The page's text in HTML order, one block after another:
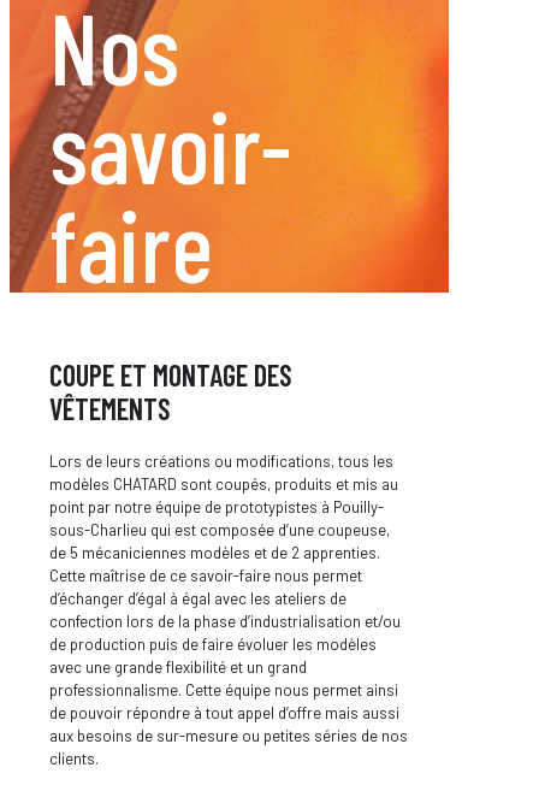
Nos
savoir-
faire
COUPE ET MONTAGE DES
VÊTEMENTS
Lors de leurs créations ou modifications, tous les
modèles CHATARD sont coupés, produits et mis au
point par notre équipe de prototypistes à Pouilly-
sous-Charlieu qui est composée d’une coupeuse,
de 5 mécaniciennes modèles et de 2 apprenties.
Cette maîtrise de ce savoir-faire nous permet
d’échanger d’égal à égal avec les ateliers de
confection lors de la phase d’industrialisation et/ou
de production puis de faire évoluer les modèles
avec une grande flexibilité et un grand
professionnalisme. Cette équipe nous permet ainsi
de pouvoir répondre à tout appel d’offre mais aussi
aux besoins de sur-mesure ou petites séries de nos
clients.